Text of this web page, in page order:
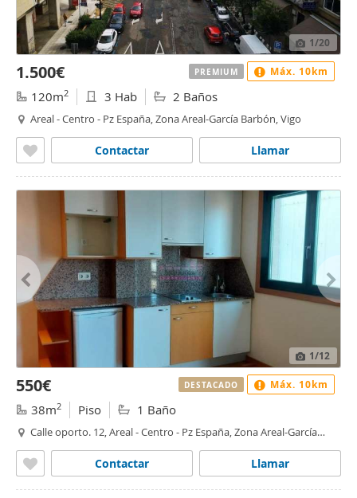
1/20
1.500€
120m2 3 Hab 2 Baños
Areal - Centro - Pz España, Zona Areal-García Barbón, Vigo
Llamar
Contactar
PREMIUM Máx. 10km
1/12
550€
38m2 Piso 1 Baño
Calle oporto. 12, Areal - Centro - Pz España, Zona Areal-García
Llamar
Contactar
DESTACADO Máx. 10km